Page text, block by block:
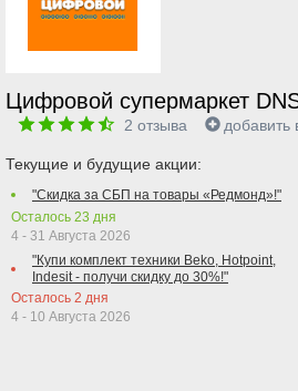
Цифровой супермаркет
2 отзыва
Текущие и будущие акции:
"Скидка за СБП на товары «Редмонд»!"
Осталось 23 дня
4 - 31 Августа 2026
"Купи комплект техники Beko, Hotpoint,
Indesit - получи скидку до 30%!"
Осталось 2 дня
4 - 10 Августа 2026